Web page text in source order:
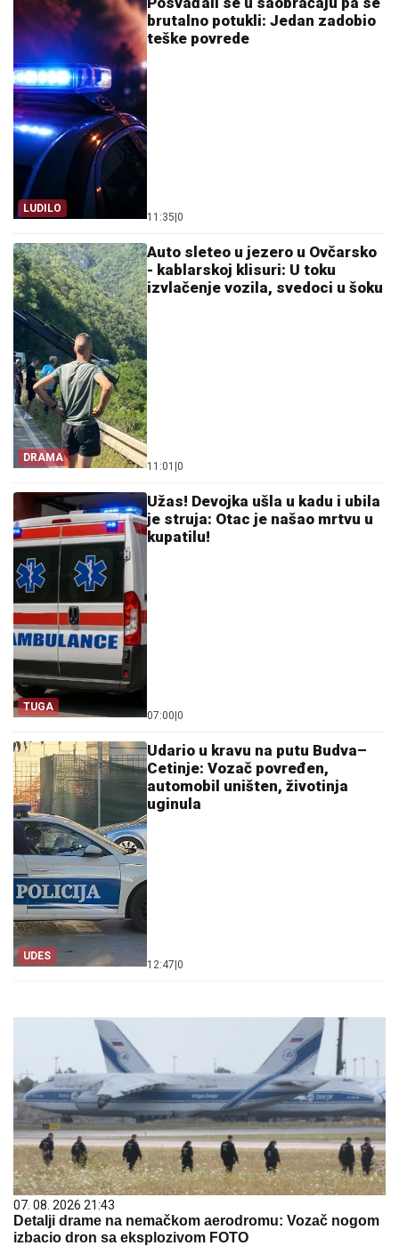
LUDILO
brutalno potukli: Jedan zadobio
teške povrede
11:35 0
DRAMA
Auto sleteo u jezero u Ovčarsko
- kablarskoj klisuri: U toku
izvlačenje vozila, svedoci u šoku
11:01 0
TUGA
Užas! Devojka ušla u kadu i ubila
je struja: Otac je našao mrtvu u
kupatilu!
07:00 0
UDES
Udario u kravu na putu Budva–
Cetinje: Vozač povređen,
automobil uništen, životinja
uginula
12:47 0
07. 08. 2026 21:43
Detalji drame na nemačkom aerodromu: Vozač nogom
izbacio dron sa eksplozivom FOTO